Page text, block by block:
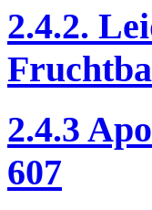
2.4.2.
2.4.3
607